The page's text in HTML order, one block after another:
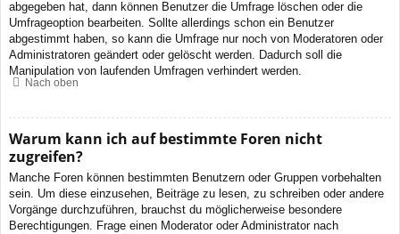
abgegeben hat, dann können Benutzer die Umfrage löschen oder die
Umfrageoption bearbeiten. Sollte allerdings schon ein Benutzer
abgestimmt haben, so kann die Umfrage nur noch von Moderatoren oder
Administratoren geändert oder gelöscht werden. Dadurch soll die
Manipulation von laufenden Umfragen verhindert werden.
Nach oben
Warum kann ich auf bestimmte Foren nicht
zugreifen?
Manche Foren können bestimmten Benutzern oder Gruppen vorbehalten
sein. Um diese einzusehen, Beiträge zu lesen, zu schreiben oder andere
Vorgänge durchzuführen, brauchst du möglicherweise besondere
Berechtigungen. Frage einen Moderator oder Administrator nach